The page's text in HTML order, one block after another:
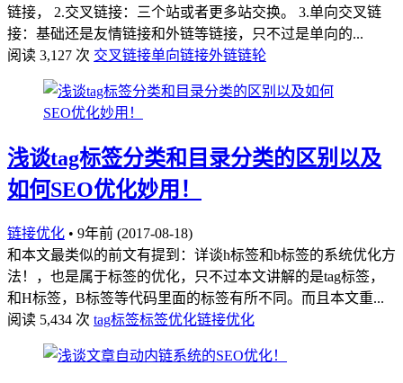
链接， 2.交叉链接：三个站或者更多站交换。 3.单向交叉链
接：基础还是友情链接和外链等链接，只不过是单向的...
阅读 3,127 次 交叉链接单向链接外链链轮
浅谈tag标签分类和目录分类的区别以及
如何SEO优化妙用！
链接优化 • 9年前 (2017-08-18)
和本文最类似的前文有提到：详谈h标签和b标签的系统优化方
法！，也是属于标签的优化，只不过本文讲解的是tag标签，
和H标签，B标签等代码里面的标签有所不同。而且本文重...
阅读 5,434 次 tag标签标签优化链接优化